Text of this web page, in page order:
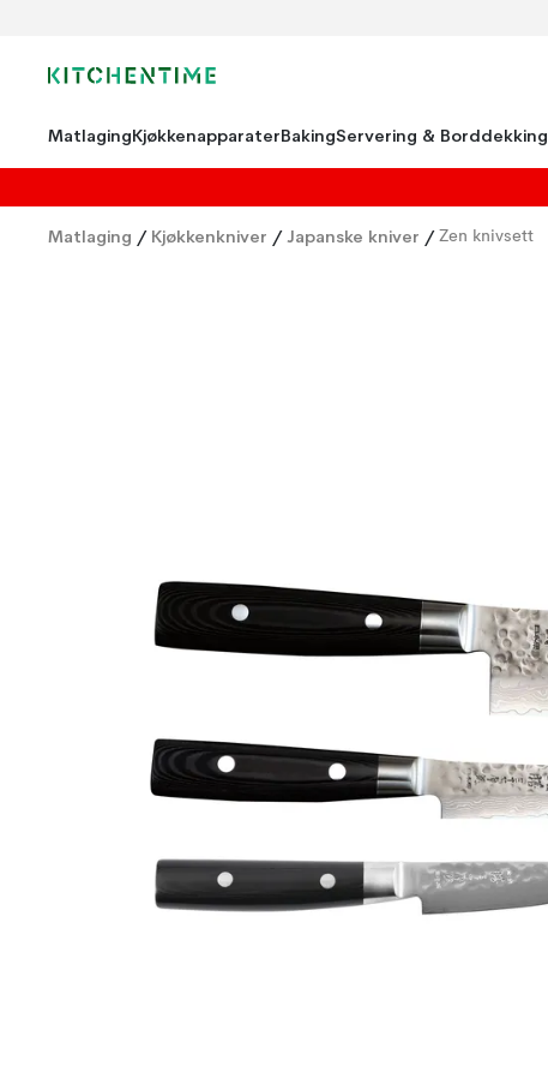
MatlagingKjøkkenapparaterBakingServering & Borddekking
Matlaging / Kjøkkenkniver / Japanske kniver / Zen knivsett